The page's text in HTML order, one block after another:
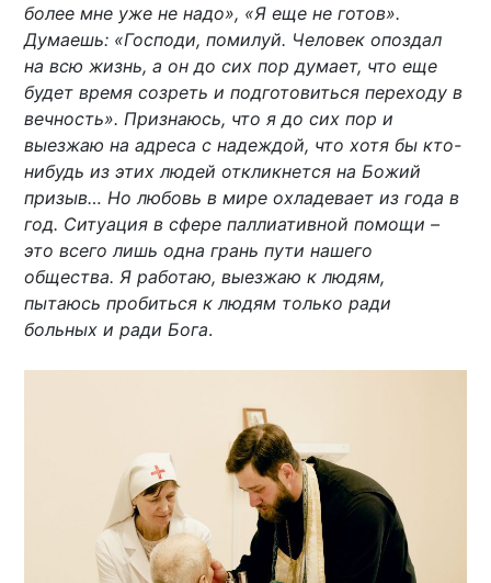
более мне уже не надо», «Я еще не готов».
Думаешь: «Господи, помилуй. Человек опоздал
на всю жизнь, а он до сих пор думает, что еще
будет время созреть и подготовиться переходу в
вечность». Признаюсь, что я до сих пор и
выезжаю на адреса с надеждой, что хотя бы кто-
нибудь из этих людей откликнется на Божий
призыв… Но любовь в мире охладевает из года в
год. Ситуация в сфере паллиативной помощи –
это всего лишь одна грань пути нашего
общества. Я работаю, выезжаю к людям,
пытаюсь пробиться к людям только ради
больных и ради Бога.